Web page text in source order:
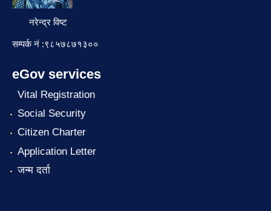
नरेन्द्र विष्ट
सम्पर्क नं :९८५७८७१३००
eGov services
Vital Registration
Social Security
Citizen Charter
Application Letter
जन्म दर्ता